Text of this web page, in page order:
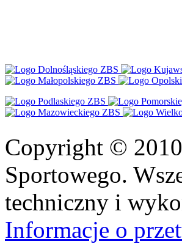
Copyright ©
Sportowego.
techniczny i
Informacje o